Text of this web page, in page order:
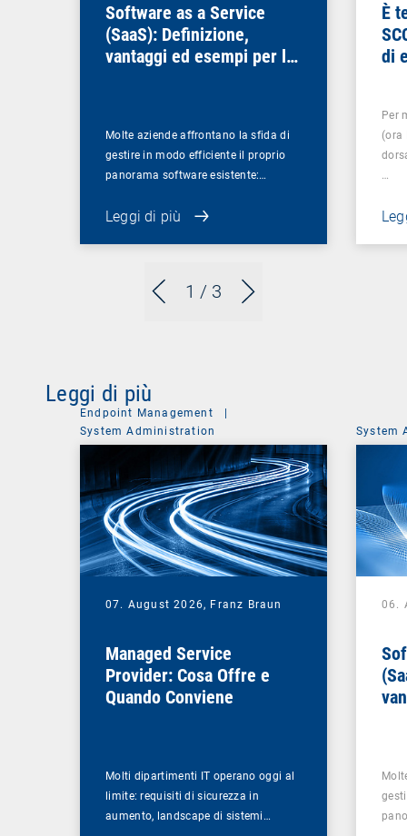
1 / 3
Software as a Service
(SaaS): Definizione,
vantaggi ed esempi per le
Molte aziende affrontano la sfida di
gestire in modo efficiente il proprio
panorama software esistente:…
Leggi di più
È
di
Per
(ora
…
Leggi di più
Endpoint Management
System Administration
07. August 2026, Franz Braun
Managed Service
Provider: Cosa Offre e
Quando Conviene
Molti dipartimenti IT operano oggi al
limite: requisiti di sicurezza in
aumento, landscape di sistemi…
System
06.